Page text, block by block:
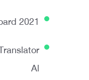
2021
Al